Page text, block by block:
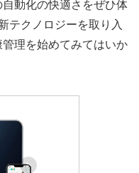
動化の快適さをぜひ体
テクノロジーを取り入
理を始めてみてはいか